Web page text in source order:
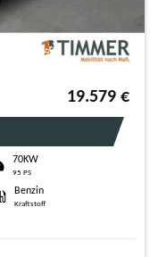
19.579 €
70KW
95 PS
Benzin
Kraftstoff